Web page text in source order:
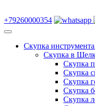
+79260000354
Скупка
Скупка в
Скупка
Скупка
Скупка
Скупка
Скупка